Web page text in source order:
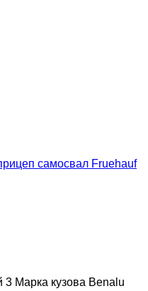
самосвал Fruehauf
3 Марка кузова Benalu